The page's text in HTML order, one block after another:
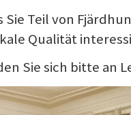
Teil von
Qualität
Sie sich bitte an